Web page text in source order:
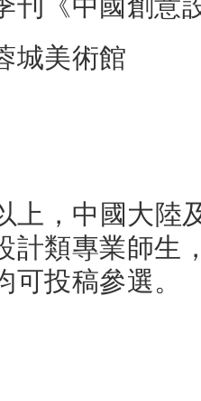
刊《中國創意
城美術館
上，中國大陸
計類專業師生
投稿參選。